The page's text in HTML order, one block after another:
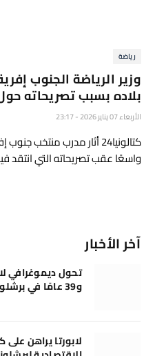
رياضة
وزير الرياضة الجنوب
بلاده بسبب تصريحاته
الأربعاء 07 يناير 2026 - 23:17
كتالونيا24 أثار مدرب
واسعًا عقب تصريحاته التي انتقد
آخر الأخبار
و39 عامًا في برشلونة ومدريد وُلدوا خارج إسبانيا
لابورتا يراهن